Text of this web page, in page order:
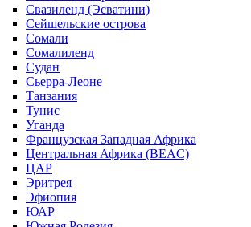
Свазиленд (Эсватини)
Сейшельские острова
Сомали
Сомалиленд
Судан
Сьерра-Леоне
Танзания
Тунис
Уганда
Французская Западная Африка
Центральная Африка (BEAC)
ЦАР
Эритрея
Эфиопия
ЮАР